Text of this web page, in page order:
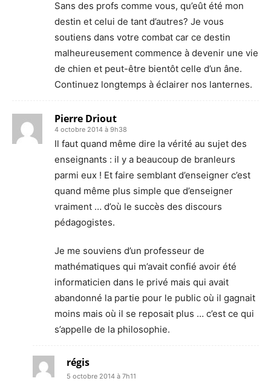
Sans des profs comme vous, qu’eût été mon
destin et celui de tant d’autres? Je vous
soutiens dans votre combat car ce destin
malheureusement commence à devenir une vie
de chien et peut-être bientôt celle d’un âne.
Continuez longtemps à éclairer nos lanternes.
Pierre Driout
4 octobre 2014 à 9h38
Il faut quand même dire la vérité au sujet des
enseignants : il y a beaucoup de branleurs
parmi eux ! Et faire semblant d’enseigner c’est
quand même plus simple que d’enseigner
vraiment … d’où le succès des discours
pédagogistes.
Je me souviens d’un professeur de
mathématiques qui m’avait confié avoir été
informaticien dans le privé mais qui avait
abandonné la partie pour le public où il gagnait
moins mais où il se reposait plus … c’est ce qui
s’appelle de la philosophie.
régis
5 octobre 2014 à 7h11